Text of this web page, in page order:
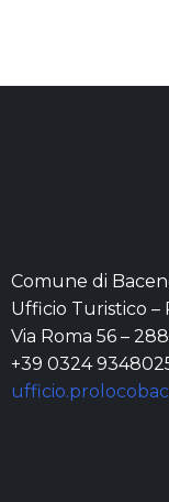
Comune di
Ufficio Turistico –
Via Roma 56 –
+39 0324